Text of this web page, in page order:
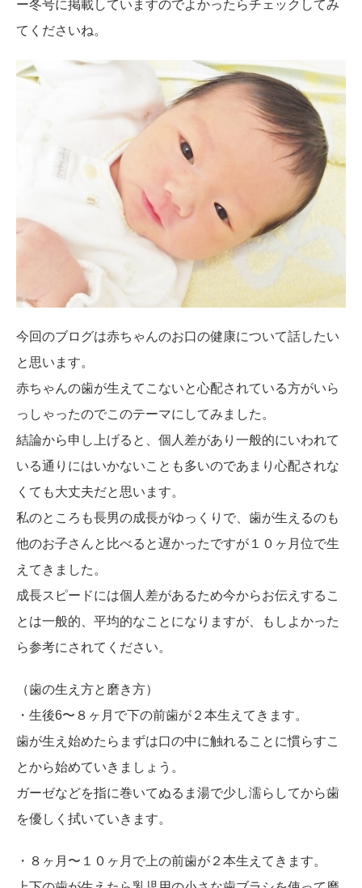
ー冬号に掲載していますのでよかったらチェックしてみ
てくださいね。
今回のブログは赤ちゃんのお口の健康について話したい
と思います。
赤ちゃんの歯が生えてこないと心配されている方がいら
っしゃったのでこのテーマにしてみました。
結論から申し上げると、個人差があり一般的にいわれて
いる通りにはいかないことも多いのであまり心配されな
くても大丈夫だと思います。
私のところも長男の成長がゆっくりで、歯が生えるのも
他のお子さんと比べると遅かったですが１０ヶ月位で生
えてきました。
成長スピードには個人差があるため今からお伝えするこ
とは一般的、平均的なことになりますが、もしよかった
ら参考にされてください。
（歯の生え方と磨き方）
・生後6〜８ヶ月で下の前歯が２本生えてきます。
歯が生え始めたらまずは口の中に触れることに慣らすこ
とから始めていきましょう。
ガーゼなどを指に巻いてぬるま湯で少し濡らしてから歯
を優しく拭いていきます。
・８ヶ月〜１０ヶ月で上の前歯が２本生えてきます。